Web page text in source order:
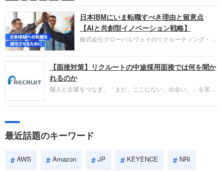
圧倒的な存在感を持つAmazon。中途採用面接では
過去の具体的な業務成果やリーダーシップの発揮、
失敗からの学びが重視され、人間性やカルチャーフ
ィットも評価対象となり、長期的に成長できる仲間
であるかを多角的に審査されます。
日本IBMにいま転職すべき理由と留意点
【AIと共創型イノベーション戦略】
株式会社グローバルウェイのリクルーティング・パ
パーソンが利用する企業口コミサイト「キャリコ
ネ」の転職エージェントがお勧めするイチオシ企業
IBMです。採用面接対策の企業研究にご活用くださ
い。
【面接対策】リクルートの中途採用面接では何を聞か
れるのか
個人と企業をつなぎ、「まだ、ここにない、出会い。」を実現
やこれまでの成果を具体的に問われるほか、「人間性」も評価
しょう。
最近話題のキーワード
AWS Amazon JP KEYENCE NRI